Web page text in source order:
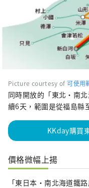
Picture courtesy of可使用
同時開放的「東北・南
續6天，範圍是從福島縣
KKday購買
價格微幅上揚
「東日本・南北海道鐵